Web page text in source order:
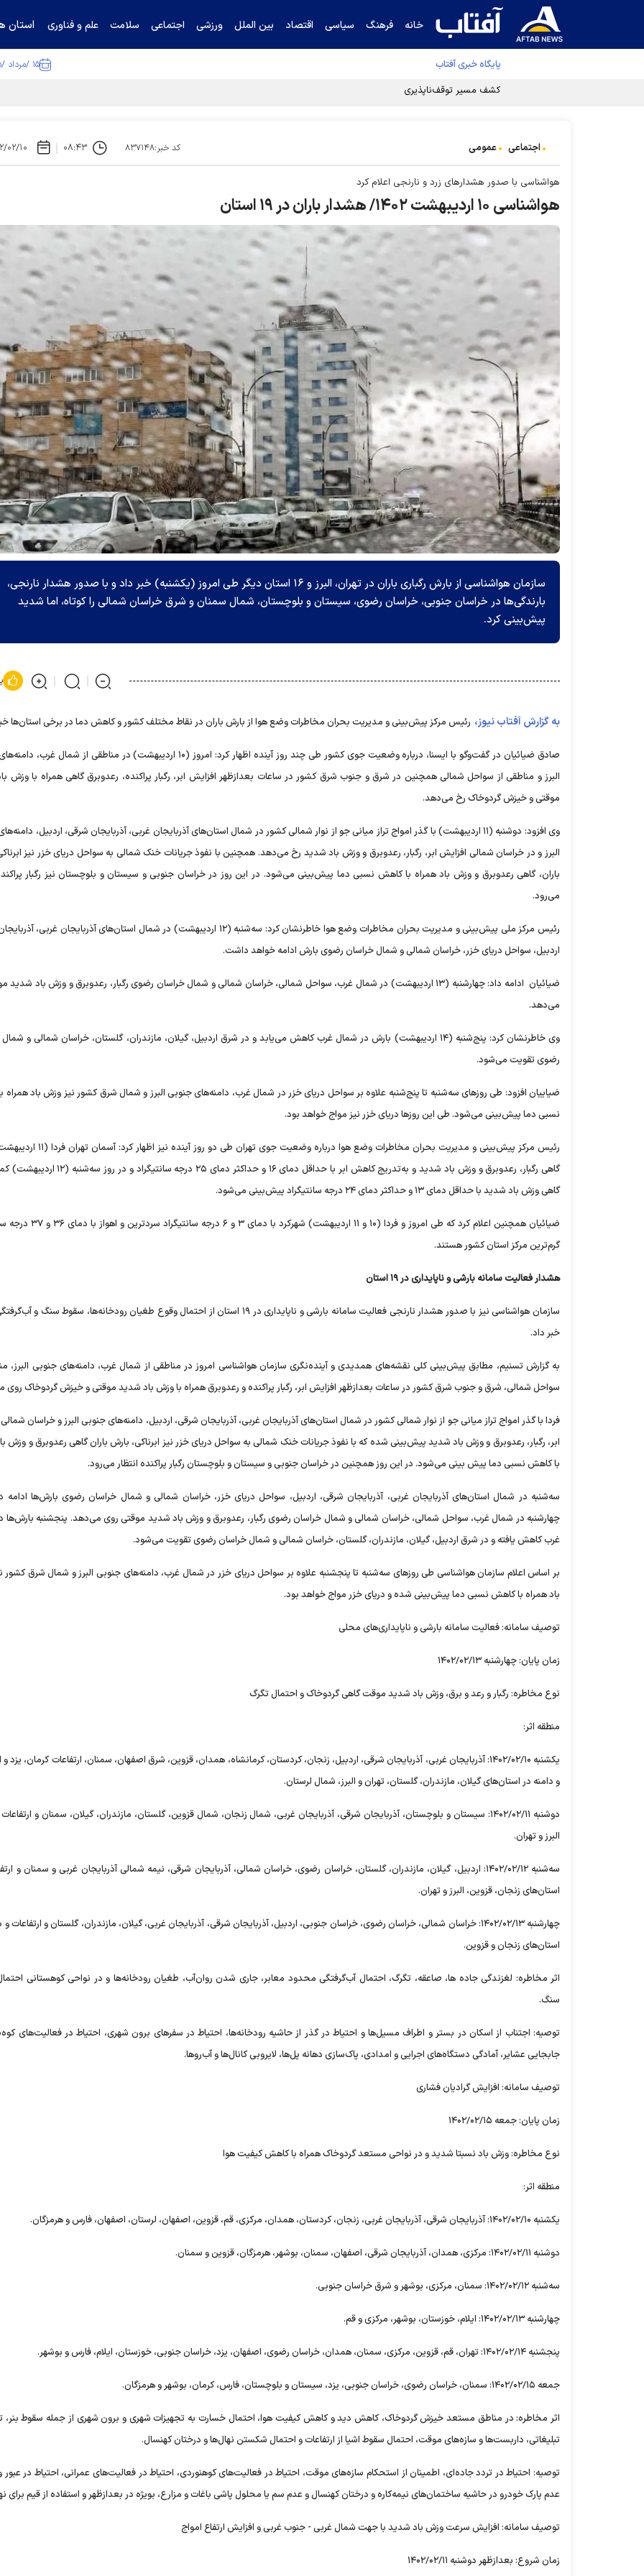
خانه فرهنگ سیاسی اقتصاد بین الملل ورزشی اجتماعی سلامت علم و فناوری استان
پایگاه خبری آفتاب ۱۵ /مرداد /۱۴۰۵
کشف مسیر توقف‌ناپذیری سلول‌های سرطانی
اجتماعی عمومی کد خبر:۸۳۷۱۴۸ ۰۸:۴۳ ۱۴۰۲/
هواشناسی با صدور هشدار‌های زرد و نارنجی اعلام کرد
هواشناسی ۱۰ اردیبهشت ۱۴۰۲/ هشدار باران در ۱۹ استان
سازمان هواشناسی از بارش رگباری باران در تهران، البرز و ۱۶ استان دیگر طی امروز (یکشنبه) خبر داد و با صدور هشدار نارنجی،
بارندگی‌ها در خراسان جنوبی، خراسان رضوی، سیستان و بلوچستان، شمال سمنان و شرق خراسان شمالی را کوتاه، اما شدید
پیش‌بینی کرد.
به گزارش آفتاب نیوز، رئیس مرکز پیش‌بینی و مدیریت بحران مخاطرات وضع هوا از بارش باران در نقاط مختلف کشور و کاهش دما در برخی استان‌ها
صادق ضیائیان در گفت‌وگو با ایسنا، درباره وضعیت جوی کشور طی چند روز آینده اظهار کرد: امروز (۱۰ اردیبهشت) در مناطقی از
البرز و مناطقی از سواحل شمالی همچنین در شرق و جنوب شرق کشور در ساعات بعدازظهر افزایش ابر، رگبار پراکنده، رعدوبرق گاهی همراه با وزش
موقتی و خیزش گردوخاک رخ می‌دهد.
وی افزود: دوشنبه (۱۱ اردیبهشت) با گذر امواج تراز میانی جو از نوار شمالی کشور در شمال استان‌های آذربایجان غربی، آذربایجان شرقی، اردبیل،
البرز و در خراسان شمالی افزایش ابر، رگبار، رعدوبرق و وزش باد شدید رخ می‌دهد. همچنین با نفوذ جریانات خنک شمالی به سواحل دریای خزر نیز
باران، گاهی رعدوبرق و وزش باد همراه با کاهش نسبی دما پیش‌بینی می‌شود. در این روز در خراسان جنوبی و سیستان و بلوچستان نیز رگبار
می‌رود.
رئیس مرکز ملی پیش‌بینی و مدیریت بحران مخاطرات وضع هوا خاطرنشان کرد: سه‌شنبه (۱۲ اردیبهشت) در شمال استان‌های آذربایجان
اردبیل، سواحل دریای خزر، خراسان شمالی و شمال خراسان رضوی بارش ادامه خواهد داشت.
ضیائیان ادامه داد: چهارشنبه (۱۳ اردیبهشت) در شمال غرب، سواحل شمالی، خراسان شمالی و شمال خراسان رضوی رگبار، رعدوبرق و وزش باد
می‌دهد.
وی خاطرنشان کرد: پنج‌شنبه (۱۴ اردیبهشت) بارش در شمال غرب کاهش می‌یابد و در شرق اردبیل، گیلان، مازندران، گلستان، خراسان شمالی و
رضوی تقویت می‌شود.
ضیاییان افزود: طی روزهای سه‌شنبه تا پنج‌شنبه علاوه بر سواحل دریای خزر در شمال غرب، دامنه‌های جنوبی البرز و شمال شرق کشور نیز وزش باد همراه
نسبی دما پیش‌بینی می‌شود. طی این روزها دریای خزر نیز مواج خواهد بود.
رئیس مرکز پیش‌بینی و مدیریت بحران مخاطرات وضع هوا درباره وضعیت جوی
گاهی رگبار، رعدوبرق و وزش باد شدید و به‌تدریج کاهش ابر با حداقل دمای ۱۶ و حداکثر دمای ۲۵
گاهی وزش باد شدید با حداقل دمای ۱۳ و حداکثر دمای ۲۴ درجه سانتیگراد پیش‌بینی می‌شود.
ضیائیان همچنین اعلام کرد که طی امروز و فردا (۱۰ و ۱۱ اردیبهشت)
گرم‌ترین مرکز استان کشور هستند.
هشدار فعالیت سامانه بارشی و ناپایداری در ۱۹ استان
سازمان هواشناسی نیز با صدور هشدار نارنجی فعالیت سامانه بارشی و ناپایداری در ۱۹ استان از احتمال وقوع طغیان رودخانه‌ها، سقوط سنگ
خبر داد.
به گزارش تسنیم، مطابق پیش‌بینی کلی نقشه‌های همدیدی و آینده‌نگری سازمان هواشناسی امروز در مناطقی از شمال غرب، دامنه‌های جنوبی البرز،
سواحل شمالی، شرق و جنوب شرق کشور در ساعات بعدازظهر افزایش ابر، رگبار پراکنده و رعدوبرق همراه با وزش باد شدید موقتی و خیزش گردوخاک
فردا با گذر امواج تراز میانی جو از نوار شمالی کشور در شمال استان‌های آذربایجان غربی، آذربایجان شرقی، اردبیل، دامنه‌های جنوبی البرز و خراسان
ابر، رگبار، رعدوبرق و وزش باد شدید پیش‌بینی شده که با نفوذ جریانات خنک شمالی به سواحل دریای خزر نیز ابرناکی، بارش باران گاهی رعدوبرق و وزش
با کاهش نسبی دما پیش بینی می‌شود. در این روز همچنین در خراسان جنوبی و سیستان و بلوچستان رگبار پراکنده انتظار می‌رود.
سه‌شنبه در شمال استان‌های آذربایجان غربی، آذربایجان شرقی، اردبیل، سواحل دریای خزر، خراسان شمالی و شمال خراسان رضوی بارش‌ها ادامه
چهارشنبه در شمال غرب، سواحل شمالی، خراسان شمالی و شمال خراسان رضوی رگبار، رعدوبرق و وزش باد شدید موقتی روی می‌دهد. پنجشنبه بارش‌ها
غرب کاهش یافته و در شرق اردبیل، گیلان، مازندران، گلستان، خراسان شمالی و شمال خراسان رضوی تقویت می‌شود.
بر اساس اعلام سازمان هواشناسی طی روز‌های سه‌شنبه تا پنجشنبه علاوه بر سواحل دریای خزر در شمال غرب، دامنه‌های جنوبی البرز و شمال شرق کشور
باد همراه با کاهش نسبی دما پیش‌بینی شده و دریای خزر مواج خواهد بود.
توصیف سامانه: فعالیت سامانه بارشی و ناپایداری‌های محلی
زمان پایان: چهارشنبه ۱۴۰۲/۰۲/۱۳
نوع مخاطره: رگبار و رعد و برق، وزش باد شدید موقت گاهی گردوخاک و احتمال تگرگ
منطقه اثر:
یکشنبه ۱۴۰۲/۰۲/۱۰: آذربایجان غربی، آذربایجان شرقی، اردبیل، زنجان، کردستان، کرمانشاه، همدان، قزوین، شرق اصفهان، سمنان، ارتفاعات کرمان، یزد و
و دامنه در استان‌های گیلان، مازندران، گلستان، تهران و البرز، شمال لرستان.
دوشنبه ۱۴۰۲/۰۲/۱۱: سیستان و بلوچستان، آذربایجان شرقی، آذربایجان غربی، شمال زنجان، شمال قزوین، گلستان، مازندران، گیلان، سمنان و
البرز و تهران.
سه‌شنبه ۱۴۰۲/۰۲/۱۲: اردبیل، گیلان، مازندران، گلستان، خراسان رضوی، خراسان شمالی، آذربایجان شرقی، نیمه شمالی آذربایجان غربی و سمنان و
استان‌های زنجان، قزوین، البرز و تهران.
چهارشنبه ۱۴۰۲/۰۲/۱۳: خراسان شمالی، خراسان رضوی، خراسان جنوبی، اردبیل، آذربایجان شرقی، آذربایجان غربی، گیلان، مازندران، گلستان و ارتفاعات
استان‌های زنجان و قزوین.
اثر مخاطره: لغزندگی جاده ها، صاعقه، تگرگ، احتمال آب‌گرفتگی محدود معابر، جاری شدن روان‌آب، طغیان رودخانه‌ها و در نواحی کوهستانی
سنگ.
توصیه: اجتناب از اسکان در بستر و اطراف مسیل‌ها و احتیاط در گذر از حاشیه رودخانه‌ها، احتیاط در سفر‌های برون شهری، احتیاط در فعالیت‌های
جابجایی عشایر، آمادگی دستگاه‌های اجرایی و امدادی، پاک‌سازی دهانه پل‌ها، لایروبی کانال‌ها و آب‌روها.
توصیف سامانه: افزایش گرادیان فشاری
زمان پایان: جمعه ۱۴۰۲/۰۲/۱۵
نوع مخاطره: وزش باد نسبتا شدید و در نواحی مستعد گردوخاک همراه با کاهش کیفیت هوا
منطقه اثر:
یکشنبه ۱۴۰۲/۰۲/۱۰: آذربایجان شرقی، آذربایجان غربی، زنجان، کردستان، همدان، مرکزی، قم، قزوین، اصفهان، لرستان، اصفهان، فارس و هرمزگان.
دوشنبه ۱۴۰۲/۰۲/۱۱: مرکزی، همدان، آذربایجان شرقی، اصفهان، سمنان، بوشهر، هرمزگان، قزوین و سمنان.
سه‌شنبه ۱۴۰۲/۰۲/۱۲: سمنان، مرکزی، بوشهر و شرق خراسان جنوبی.
چهارشنبه ۱۴۰۲/۰۲/۱۳: ایلام، خوزستان، بوشهر، مرکزی و قم.
پنجشنبه ۱۴۰۲/۰۲/۱۴: تهران، قم، قزوین، مرکزی، سمنان، همدان، خراسان رضوی، اصفهان، یزد، خراسان جنوبی، خوزستان، ایلام، فارس و بوشهر.
جمعه ۱۴۰۲/۰۲/۱۵: سمنان، خراسان رضوی، خراسان جنوبی، یزد، سیستان و بلوچستان، فارس، کرمان، بوشهر و هرمزگان.
اثر مخاطره: در مناطق مستعد خیزش گردوخاک، کاهش دید و کاهش کیفیت هوا، احتمال خسارت به تجهیزات شهری و برون شهری از جمله سقوط بنر،
تبلیغاتی، داربست‌ها و سازه‌های موقت، احتمال سقوط اشیا از ارتفاعات و احتمال شکستن نهال‌ها و درختان کهنسال.
توصیه: احتیاط در تردد جاده‌ای، اطمینان از استحکام سازه‌های موقت، احتیاط در فعالیت‌های کوهنوردی، احتیاط در فعالیت‌های عمرانی، احتیاط در عبور
عدم پارک خودرو در حاشیه ساختمان‌های نیمه‌کاره و درختان کهنسال و عدم سم یا محلول پاشی باغات و مزارع، بویژه در بعدازظهر و استفاده از قیم برای
توصیف سامانه: افزایش سرعت وزش باد شدید با جهت شمال غربی - جنوب غربی و افزایش ارتفاع امواج
زمان شروع: بعدازظهر دوشنبه ۱۴۰۲/۰۲/۱۱